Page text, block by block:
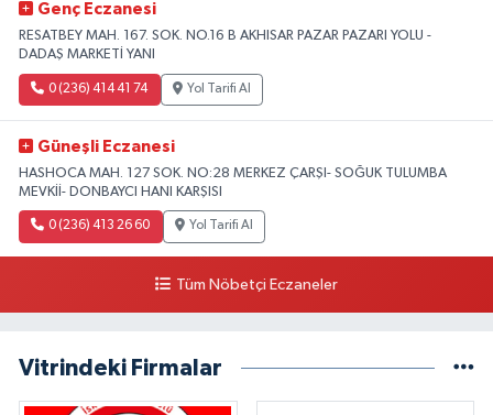
Genç Eczanesi
RESATBEY MAH. 167. SOK. NO.16 B AKHISAR PAZAR PAZARI YOLU -
DADAŞ MARKETİ YANI
0 (236) 414 41 74 Yol Tarifi Al
Güneşli Eczanesi
HASHOCA MAH. 127 SOK. NO:28 MERKEZ ÇARŞI- SOĞUK TULUMBA
MEVKİİ- DONBAYCI HANI KARŞISI
0 (236) 413 26 60 Yol Tarifi Al
Tüm Nöbetçi Eczaneler
Vitrindeki Firmalar